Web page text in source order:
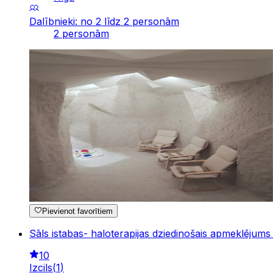
Dalībnieki: no 2 līdz 2 personām
2 personām
Pievienot favorītiem
Sāls istabas- haloterapijas dziedinošais
10
Izcils(1)